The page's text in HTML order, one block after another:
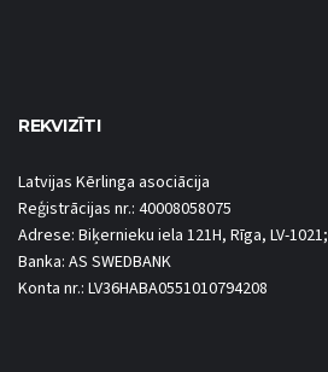
REKVIZĪTI
Latvijas Kērlinga asociācija
Reģistrācijas nr.: 40008058075
Adrese: Biķernieku iela 121H, Rīga, LV-1021;
Banka: AS SWEDBANK
Konta nr.: LV36HABA0551010794208